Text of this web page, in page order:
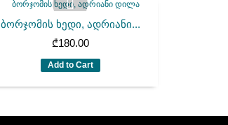
ბორჯომის ხედი, ადრიანი...
₾180.00
Add to Cart